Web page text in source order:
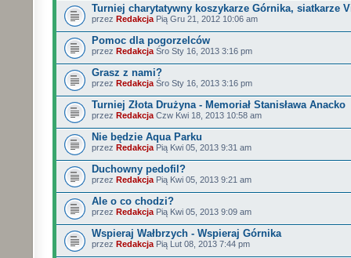
Turniej charytatywny koszykarze Górnika, siatkarze
przez Redakcja Pią Gru 21, 2012 10:06 am
Pomoc dla pogorzelców
przez Redakcja Śro Sty 16, 2013 3:16 pm
Grasz z nami?
przez Redakcja Śro Sty 16, 2013 3:16 pm
Turniej Złota Drużyna - Memoriał Stanisława Anacko
przez Redakcja Czw Kwi 18, 2013 10:58 am
Nie będzie Aqua Parku
przez Redakcja Pią Kwi 05, 2013 9:31 am
Duchowny pedofil?
przez Redakcja Pią Kwi 05, 2013 9:21 am
Ale o co chodzi?
przez Redakcja Pią Kwi 05, 2013 9:09 am
Wspieraj Wałbrzych - Wspieraj Górnika
przez Redakcja Pią Lut 08, 2013 7:44 pm